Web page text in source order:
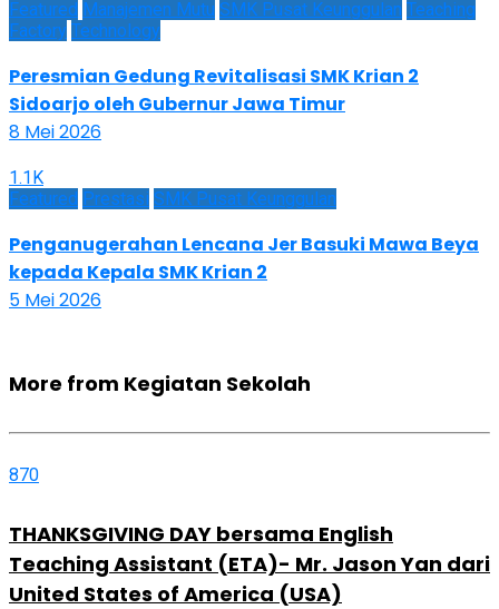
Featured Manajemen Mutu SMK Pusat Keunggulan Teaching
Factory Technology
Peresmian Gedung Revitalisasi SMK Krian 2
Sidoarjo oleh Gubernur Jawa Timur
8 Mei 2026
1.1K
Featured Prestasi SMK Pusat Keunggulan
Penganugerahan Lencana Jer Basuki Mawa Beya
kepada Kepala SMK Krian 2
5 Mei 2026
More from Kegiatan Sekolah
870
THANKSGIVING DAY bersama English
Teaching Assistant (ETA)- Mr. Jason Yan dari
United States of America (USA)